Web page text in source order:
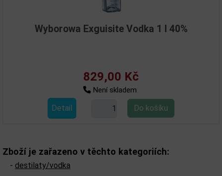
Wyborowa Exguisite Vodka 1 l 40%
829,00 Kč
Není skladem
Zboží je zařazeno v těchto kategoriích:
- destilaty/vodka